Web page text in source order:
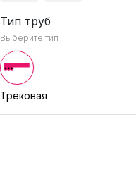
Тип труб
Выберите тип
Трековая